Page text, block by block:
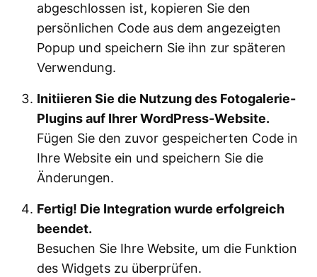
abgeschlossen ist, kopieren Sie den
persönlichen Code aus dem angezeigten
Popup und speichern Sie ihn zur späteren
Verwendung.
Initiieren Sie die Nutzung des Fotogalerie-
Plugins auf Ihrer WordPress-Website.
Fügen Sie den zuvor gespeicherten Code in
Ihre Website ein und speichern Sie die
Änderungen.
Fertig! Die Integration wurde erfolgreich
beendet.
Besuchen Sie Ihre Website, um die Funktion
des Widgets zu überprüfen.